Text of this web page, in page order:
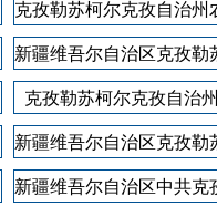
克孜勒苏柯尔克孜自治